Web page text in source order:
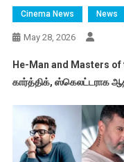
Cinema News News
May 28, 2026
He-Man and Masters
கார்த்திக், ஸ்கெலட்டராக